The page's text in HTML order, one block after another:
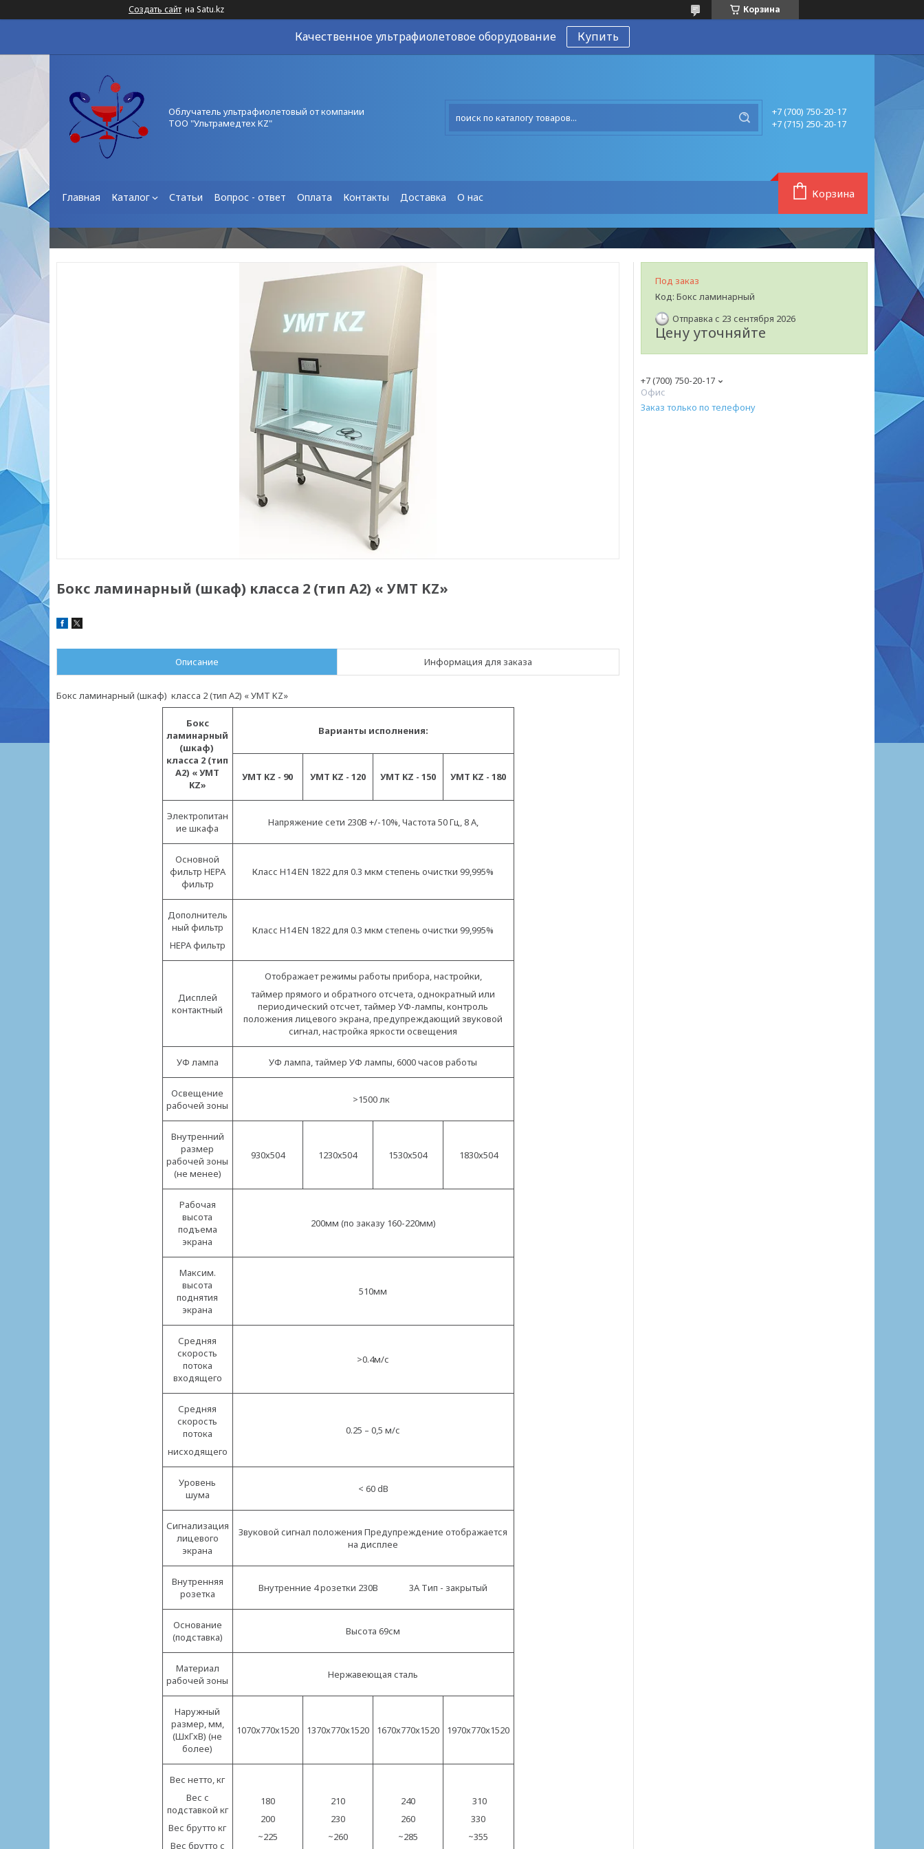
Создать сайт на Satu.kz Корзина
Качественное ультрафиолетовое оборудование Купить
Облучатель ультрафиолетовый от компании
ТОО "Ультрамедтех KZ"
+7 (700) 750-20-17
+7 (715) 250-20-17
Главная Каталог Статьи Вопрос - ответ Оплата Контакты Доставка О нас Корзина
Бокс ламинарный (шкаф) класса 2 (тип А2) « УМТ KZ»
Описание Информация для заказа
Бокс ламинарный (шкаф) класса 2 (тип А2) « УМТ KZ»
Бокс
ламинарный
(шкаф)
класса 2 (тип
А2) « УМТ
KZ»
Варианты исполнения:
УМТ KZ - 90 УМТ KZ - 120 УМТ KZ - 150 УМТ KZ - 180
Электропитан
ие шкафа
Напряжение сети 230В +/-10%, Частота 50 Гц, 8 А,
Основной
фильтр НЕРА
фильтр
Класс Н14 EN 1822 для 0.3 мкм степень очистки 99,995%
Дополнитель
ный фильтр
НЕРА фильтр
Класс Н14 EN 1822 для 0.3 мкм степень очистки 99,995%
Дисплей
контактный
Отображает режимы работы прибора, настройки,
таймер прямого и обратного отсчета, однократный или
периодический отсчет, таймер УФ-лампы, контроль
положения лицевого экрана, предупреждающий звуковой
сигнал, настройка яркости освещения
УФ лампа УФ лампа, таймер УФ лампы, 6000 часов работы
Освещение
рабочей зоны
>1500 лк
Внутренний
размер
рабочей зоны
(не менее)
930х504 1230х504 1530х504 1830х504
Рабочая
высота
подъема
экрана
200мм (по заказу 160-220мм)
Максим.
высота
поднятия
экрана
510мм
Средняя
скорость
потока
входящего
>0.4м/с
Средняя
скорость
потока
нисходящего
0.25 – 0,5 м/с
Уровень
шума
< 60 dB
Сигнализация
лицевого
экрана
Звуковой сигнал положения Предупреждение отображается
на дисплее
Внутренняя
розетка
Внутренние 4 розетки 230В 3А Тип - закрытый
Основание
(подставка)
Высота 69см
Материал
рабочей зоны
Нержавеющая сталь
Наружный
размер, мм,
(ШхГхВ) (не
более)
1070х770х1520 1370х770х1520 1670х770х1520 1970х770х1520
Вес нетто, кг
Вес с
подставкой кг
Вес брутто кг
Вес брутто с
180
200
~225
210
230
~260
240
260
~285
310
330
~355
Под заказ
Код: Бокс ламинарный
Отправка с 23 сентября 2026
Цену уточняйте
+7 (700) 750-20-17
Офис
Заказ только по телефону